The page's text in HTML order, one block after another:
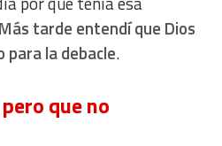
Más tarde entendí que Dios
para la debacle.
que no
statistics or combinations